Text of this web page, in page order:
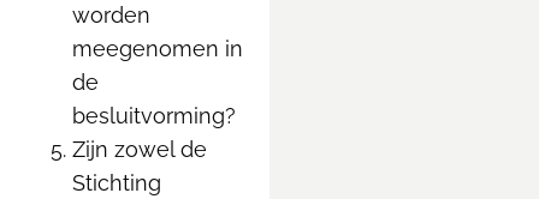
worden
meegenomen in
de
besluitvorming?
Zijn zowel de
Stichting